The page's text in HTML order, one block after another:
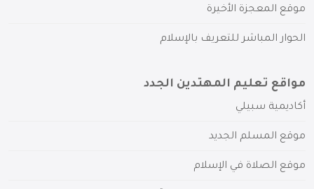
موقع المعجزة الأخيرة
الحوار المباشر للتعريف بالإسلام
مواقع تعليم المهتدين الجدد
أكاديمية سبيلي
موقع المسلم الجديد
موقع الصلاة في الإسلام